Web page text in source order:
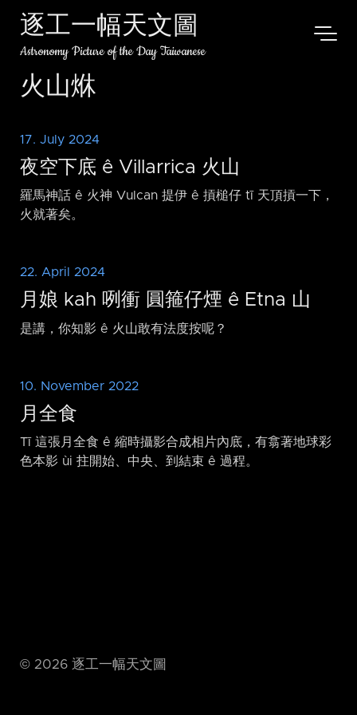
逐工一幅天文圖
Astronomy Picture of the Day Taiwanese
火山烌
17. July 2024
夜空下底 ê Villarrica 火山
羅馬神話 ê 火神 Vulcan 提伊 ê 摃槌仔 tī 天頂摃一下，
火就著矣。
22. April 2024
月娘 kah 咧衝 圓箍仔煙 ê Etna 山
是講，你知影 ê 火山敢有法度按呢？
10. November 2022
月全食
Tī 這張月全食 ê 縮時攝影合成相片內底，有翕著地球彩
色本影 ùi 拄開始、中央、到結束 ê 過程。
© 2026 逐工一幅天文圖